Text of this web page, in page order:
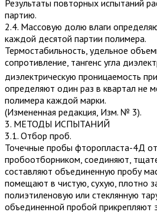
Результаты повторных испытаний
партию.
2.4. Массовую долю влаги
каждой десятой партии полимера.
Термостабильность, удельное
сопротивление, тангенс угла
диэлектрическую проницаемость
определяют один раз в квартал не
полимера каждой марки.
(Измененная редакция, Изм. № 3).
3. МЕТОДЫ ИСПЫТАНИЙ
3.1. Отбор проб.
Точечные пробы фторопласта-4Д
пробоотборником, соединяют,
составляют объединенную пробу
помещают в чистую, сухую, плотно
полиэтиленовую или стеклянную
объединенной пробой прикрепляют